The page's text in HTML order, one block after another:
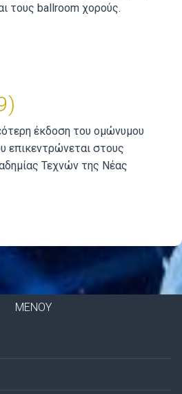
τους ballroom χορούς.
έκδοση του ομώνυμου
επικεντρώνεται στους
Τεχνών της Νέας
ΜΕΝΟΥ